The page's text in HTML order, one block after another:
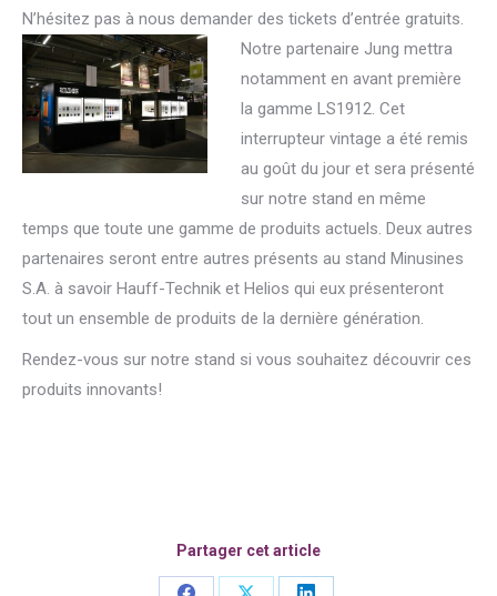
N’hésitez pas à nous demander des tickets d’entrée gratuits.
Notre partenaire Jung mettra
notamment en avant première
la gamme LS1912. Cet
interrupteur vintage a été remis
au goût du jour et sera présenté
sur notre stand en même
temps que toute une gamme de produits actuels. Deux autres
partenaires seront entre autres présents au stand Minusines
S.A. à savoir Hauff-Technik et Helios qui eux présenteront
tout un ensemble de produits de la dernière génération.
Rendez-vous sur notre stand si vous souhaitez découvrir ces
produits innovants!
Partager cet article